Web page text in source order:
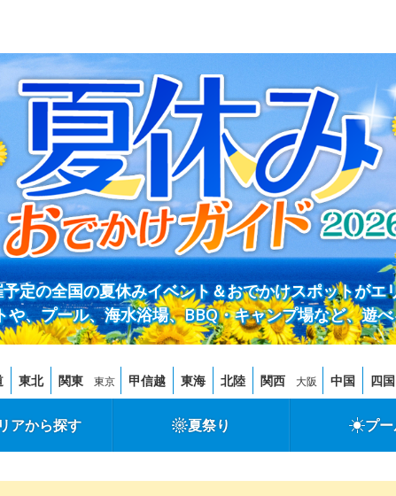
定の全国の夏休みイベント＆おでかけスポットがエ
や、プール、海水浴場、BBQ・キャンプ場など、遊
東北 関東 東京 甲信越 東海 北陸 関西 大阪 中国 四国
アから探す 夏祭り プ